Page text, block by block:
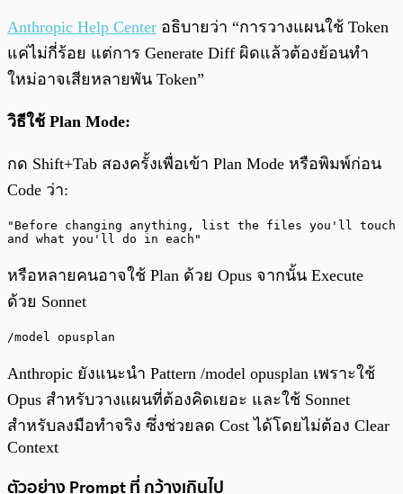
Anthropic Help Center อธิบายว่า “การวางแผนใช้ Token
แค่ไม่กี่ร้อย แต่การ Generate Diff ผิดแล้วต้องย้อนทำ
ใหม่อาจเสียหลายพัน Token”
วิธีใช้ Plan Mode:
กด Shift+Tab สองครั้งเพื่อเข้า Plan Mode หรือพิมพ์ก่อน
Code ว่า:
"Before changing anything, list the files you'll touch
and what you'll do in each"
หรือหลายคนอาจใช้ Plan ด้วย Opus จากนั้น Execute
ด้วย Sonnet
/model opusplan
Anthropic ยังแนะนำ Pattern /model opusplan เพราะใช้
Opus สำหรับวางแผนที่ต้องคิดเยอะ และใช้ Sonnet
สำหรับลงมือทำจริง ซึ่งช่วยลด Cost ได้โดยไม่ต้อง Clear
Context
ตัวอย่าง Prompt ที่ กว้างเกินไป